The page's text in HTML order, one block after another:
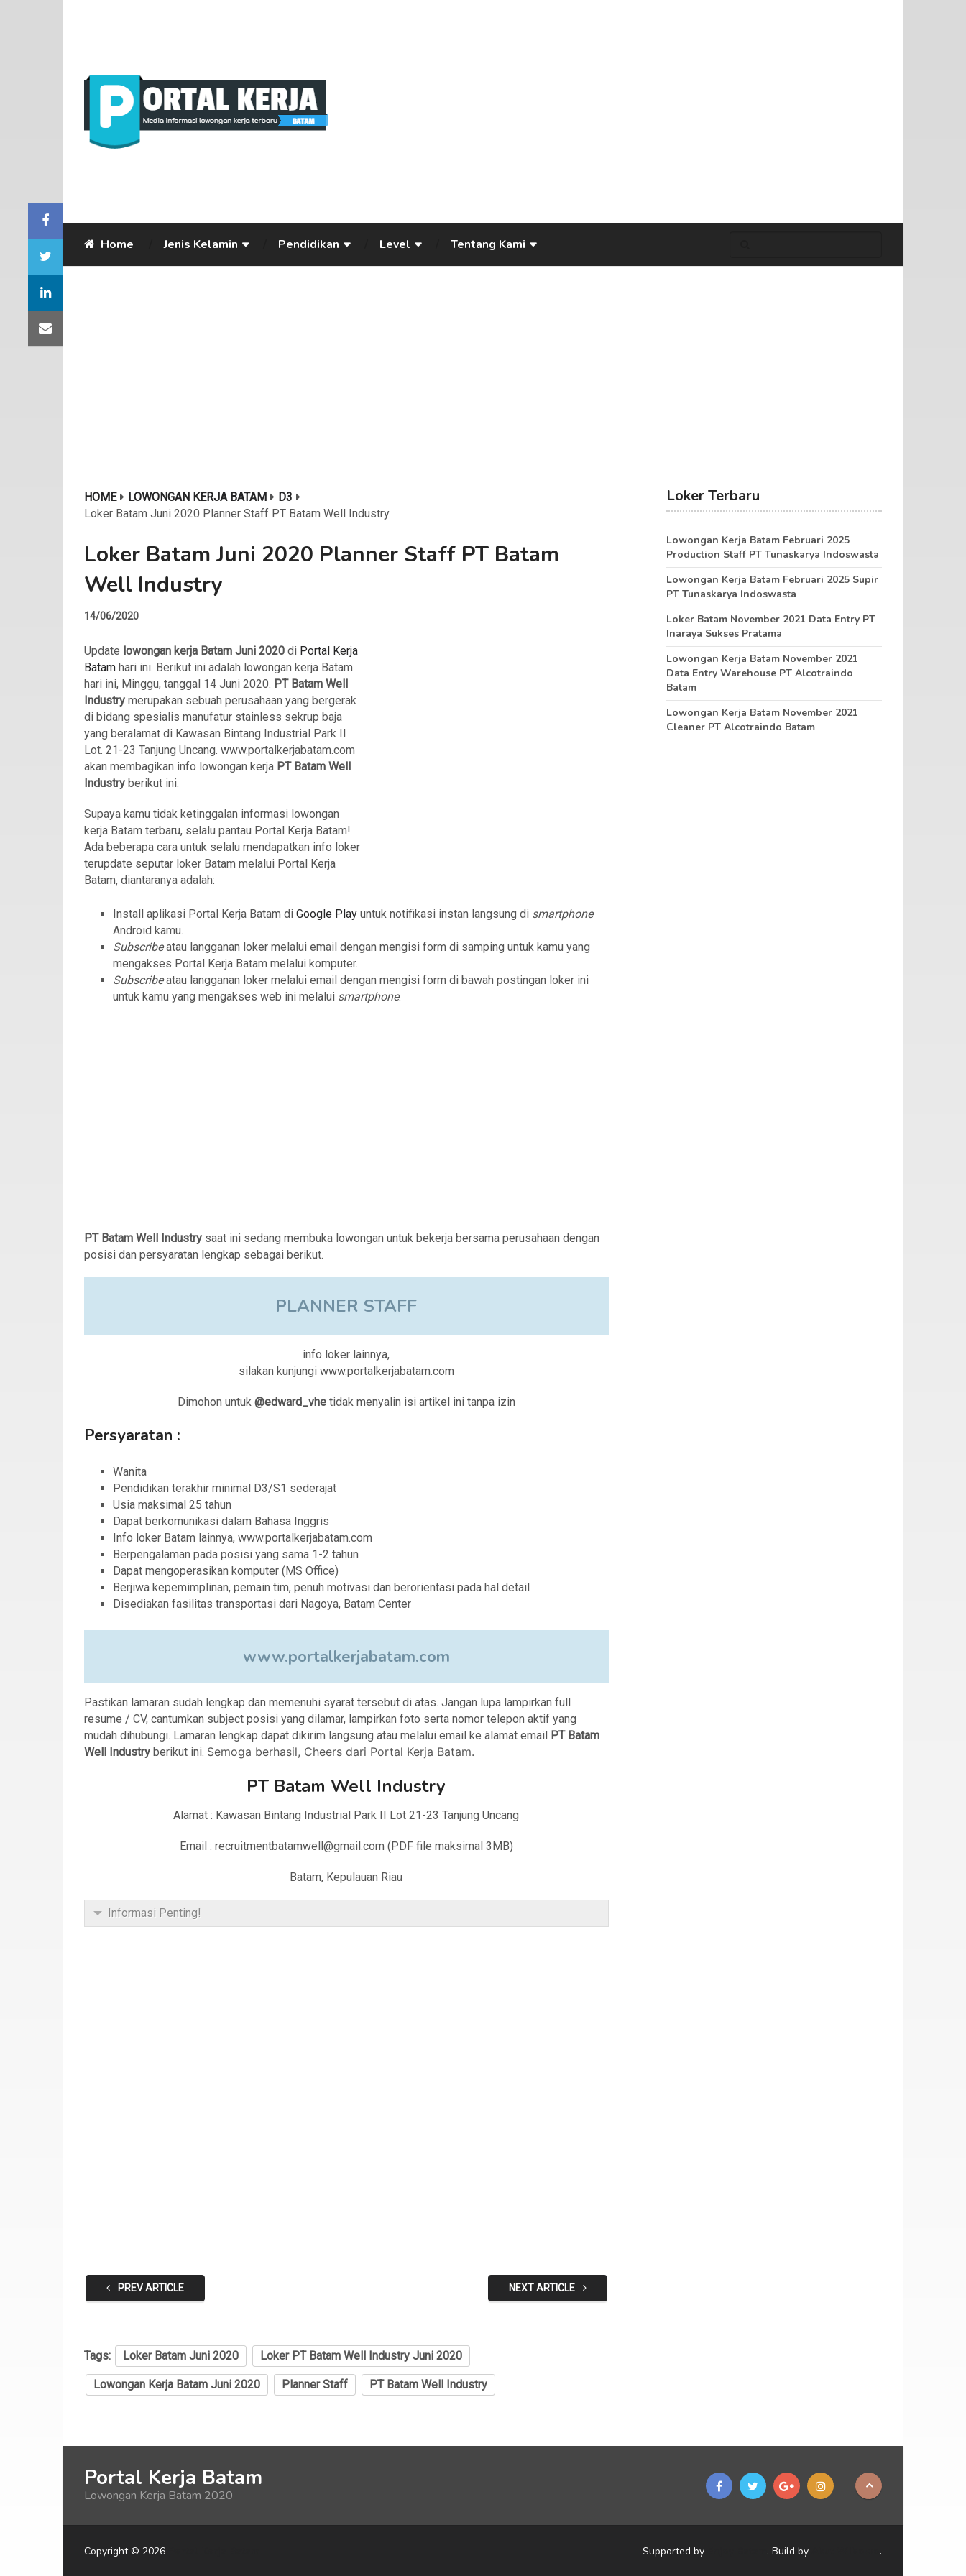
Home Jenis Kelamin Pendidikan Level Tentang Kami
HOME LOWONGAN KERJA BATAM
D3
Loker Batam Juni 2020 Planner Staff PT Batam Well Industry
Loker Batam Juni 2020 Planner Staff PT Batam
Well Industry
14/06/2020
Update lowongan kerja Batam Juni 2020 di Portal Kerja
Batam hari ini. Berikut ini adalah lowongan kerja Batam
hari ini, Minggu, tanggal 14 Juni 2020. PT Batam Well
Industry merupakan sebuah perusahaan yang bergerak
di bidang spesialis manufatur stainless sekrup baja
yang beralamat di Kawasan Bintang Industrial Park II
Lot. 21-23 Tanjung Uncang. www.portalkerjabatam.com
akan membagikan info lowongan kerja PT Batam Well
Industry berikut ini.
Supaya kamu tidak ketinggalan informasi lowongan
kerja Batam terbaru, selalu pantau Portal Kerja Batam!
Ada beberapa cara untuk selalu mendapatkan info loker
terupdate seputar loker Batam melalui Portal Kerja
Batam, diantaranya adalah:
Install aplikasi Portal Kerja Batam di Google Play untuk notifikasi instan langsung di smartphone
Android kamu.
Subscribeatau langganan loker melalui email dengan mengisi form di samping untuk kamu yang
mengakses Portal Kerja Batam melalui komputer.
Subscribeatau langganan loker melalui email dengan mengisi form di bawah postingan loker ini
untuk kamu yang mengakses web ini melalui smartphone.
PT Batam Well Industry saat ini sedang membuka lowongan untuk bekerja bersama perusahaan dengan
posisi dan persyaratan lengkap sebagai berikut.
PLANNER STAFF
info loker lainnya,
silakan kunjungi www.portalkerjabatam.com
Dimohon untuk @edward_vhetidak menyalin isi artikel ini tanpa izin
Persyaratan :
Wanita
Pendidikan terakhir minimal D3/S1 sederajat
Usia maksimal 25 tahun
Dapat berkomunikasi dalam Bahasa Inggris
Info loker Batam lainnya, www.portalkerjabatam.com
Berpengalaman pada posisi yang sama 1-2 tahun
Dapat mengoperasikan komputer (MS Office)
Berjiwa kepemimplinan, pemain tim, penuh motivasi dan berorientasi pada hal detail
Disediakan fasilitas transportasi dari Nagoya, Batam Center
www.portalkerjabatam.com
Pastikan lamaran sudah lengkap dan memenuhi syarat tersebut di atas. Jangan lupa lampirkan full
resume / CV, cantumkan subject posisi yang dilamar, lampirkan foto serta nomor telepon aktif yang
mudah dihubungi. Lamaran lengkap dapat dikirim langsung atau melalui email ke alamat email PT Batam
Well Industry berikut ini. Semoga berhasil, Cheers dari Portal Kerja Batam.
PT Batam Well Industry
Alamat : Kawasan Bintang Industrial Park II Lot 21-23 Tanjung Uncang
Email : recruitmentbatamwell@gmail.com (PDF file maksimal 3MB)
Batam, Kepulauan Riau
Informasi Penting!
PREV ARTICLE NEXT ARTICLE
Tags: Loker Batam Juni 2020 Loker PT Batam Well Industry Juni 2020
Lowongan Kerja Batam Juni 2020 Planner Staff PT Batam Well Industry
Loker Terbaru
Lowongan Kerja Batam Februari 2025
Production Staff PT Tunaskarya Indoswasta
Lowongan Kerja Batam Februari 2025 Supir
PT Tunaskarya Indoswasta
Loker Batam November 2021 Data Entry PT
Inaraya Sukses Pratama
Lowongan Kerja Batam November 2021
Data Entry Warehouse PT Alcotraindo
Batam
Lowongan Kerja Batam November 2021
Cleaner PT Alcotraindo Batam
Portal Kerja Batam
Lowongan Kerja Batam 2020
Copyright © 2026 Supported by . Build by .